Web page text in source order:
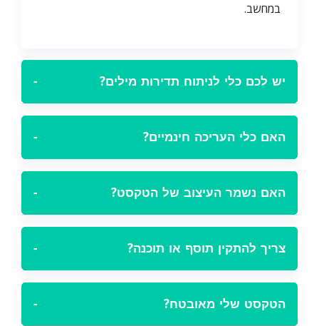
במחשב.
יש לכם כלי לניתוח תדירות מילים? −
האם כלי העריכה חינמיים? −
האם נשמר העיצוב של הטקסט? −
צריך להתקין תוסף או תוכנה? −
הטקסט שלי מאובטח? −